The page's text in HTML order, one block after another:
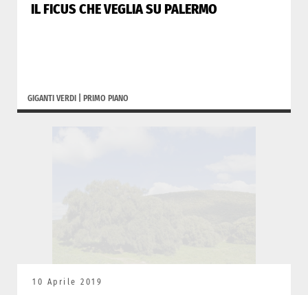
IL FICUS CHE VEGLIA SU PALERMO
GIGANTI VERDI PRIMO PIANO
10 Aprile 2019